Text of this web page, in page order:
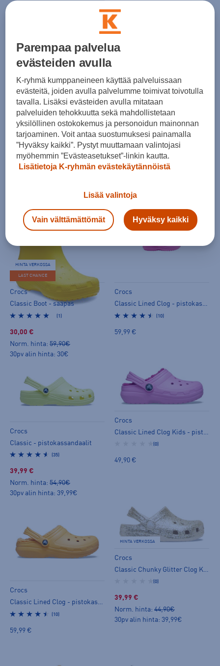
39,99 €
Norm. hinta:54,90€
Classic - pistokassandaalit
39,99 €
HINTA VERKOSSA
Crocs
Classic Retro Summer Clog - slip on -kengät
(0)
HINTA VERKOSSA
Crocs
(1)
49,99 €
30pv alin hinta: 49,99€
HINTA VERKOSSA
LAST CHANCE
Crocs
Classic Boot - saapas
(1)
30,00 €
Norm. hinta: 59,90€
30pv alin hinta: 30€
Crocs
Classic Lined Clog - pistokassandaalit
(10)
59,99 €
Crocs
Classic - pistokassandaalit
(35)
39,99 €
Norm. hinta: 54,90€
30pv alin hinta: 39,99€
Crocs
(0)
49,90 €
Crocs
Classic Lined Clog - pistokassandaalit
(10)
59,99 €
HINTA VERKOSSA
Crocs
Classic Chunky Glitter Clog Kids - slip on -kengät
(0)
39,99 €
Norm. hinta: 44,90€
30pv alin hinta: 39,99€
Parempaa palvelua
evästeiden avulla
K-ryhmä kumppaneineen käyttää palveluissaan
evästeitä, joiden avulla palvelumme toimivat toivotulla
tavalla. Lisäksi evästeiden avulla mitataan
palveluiden tehokkuutta sekä mahdollistetaan
yksilöllinen ostokokemus ja personoidun mainonnan
tarjoaminen. Voit antaa suostumuksesi painamalla
”Hyväksy kaikki”. Pystyt muuttamaan valintojasi
myöhemmin ”Evästeasetukset”-linkin kautta.
Lisätietoja K-ryhmän evästekäytännöistä
Lisää valintoja
Vain välttämättömät Hyväksy kaikki